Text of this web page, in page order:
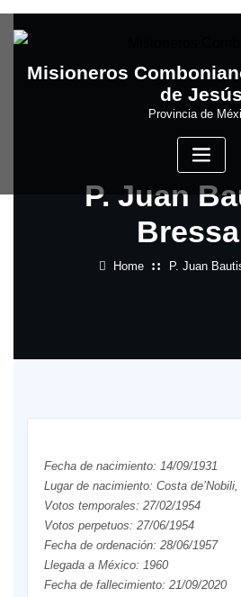
to
Misioneros
de Jesús
Provincia de
P. Juan
Home P. Juan
Fecha de nacimiento: 14/09/1931
Lugar de nacimiento: Costa
Votos temporales: 27/02/1954
Votos perpetuos: 27/06/1954
Fecha de ordenación: 28/06/1957
Llegada a México: 1960
Fecha de fallecimiento: 21/09/2020